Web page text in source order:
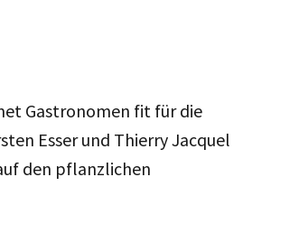
Gastronomen fit für die
Esser und Thierry Jacquel
den pflanzlichen